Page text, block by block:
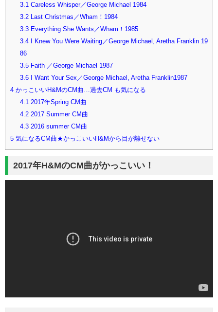
3.1 Careless Whisper／George Michael 1984
3.2Last Christmas／Wham！1984
3.3Everything She Wants／Wham！1985
3.4I Knew You Were Waiting／George Michael, Aretha Franklin 19
86
3.5Faith ／George Michael 1987
3.6I Want Your Sex／George Michael, Aretha Franklin1987
4 かっこいいH&MのCM曲…過去CM も気になる
4.1 2017年Spring CM曲
4.22017 Summer CM曲
4.32016 summer CM曲
5 気になるCM曲★かっこいいH&Mから目が離せない
2017年H&MのCM曲がかっこいい！